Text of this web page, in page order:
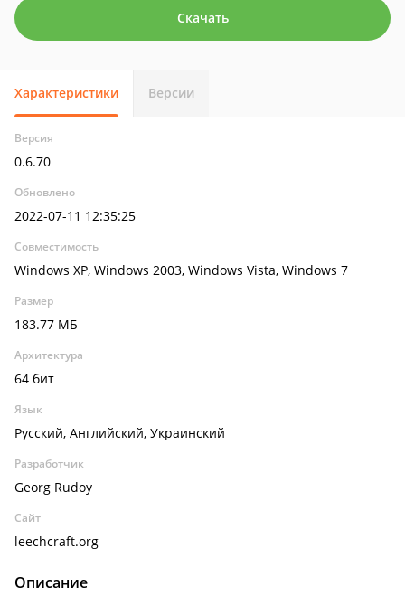
Скачать
Характеристики Версии
Версия
0.6.70
Обновлено
2022-07-11 12:35:25
Совместимость
Windows XP, Windows 2003, Windows Vista, Windows 7
Размер
183.77 МБ
Архитектура
64 бит
Язык
Русский, Английский, Украинский
Разработчик
Georg Rudoy
Сайт
leechcraft.org
Описание